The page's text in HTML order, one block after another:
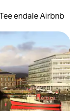
endale Airbnb